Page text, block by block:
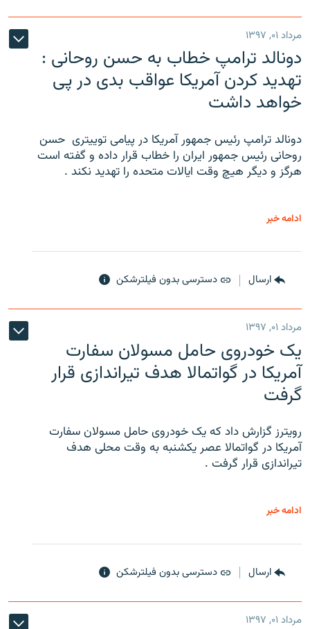
مرداد ۰۱, ۱۳۹۷
دونالد ترامپ خطاب به حسن روحانی :
تهدید کردن آمریکا عواقب بدی در پی
خواهد داشت
دونالد ترامپ رئیس جمهور آمریکا در پیامی توییتری ‌ حسن
روحانی رئیس جمهور ایران را خطاب قرار داده و گفته است
هرگز و دیگر هیچ وقت ایالات متحده را تهدید نکند .
ادامه خبر
ارسال دسترسی بدون فیلترشکن
مرداد ۰۱, ۱۳۹۷
یک خودروی حامل مسولان سفارت
آمریکا در گواتمالا هدف تیراندازی قرار
گرفت
رویترز گزارش داد که یک خودروی حامل مسولان سفارت
آمریکا در گواتمالا عصر یکشنبه به وقت محلی هدف
تیراندازی قرار گرفت .
ادامه خبر
ارسال دسترسی بدون فیلترشکن
مرداد ۰۱, ۱۳۹۷